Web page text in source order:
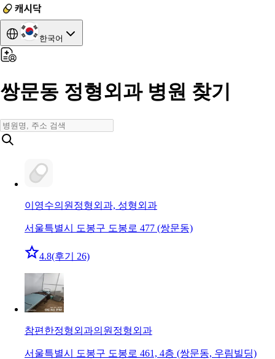
한국어
쌍문동 정형외과 병원 찾기
이영수의원 정형외과, 성형외과
서울특별시 도봉구 도봉로 477 (쌍문동)
4.8(후기 26)
참편한정형외과의원 정형외과
서울특별시 도봉구 도봉로 461, 4층 (쌍문동, 우림빌딩)